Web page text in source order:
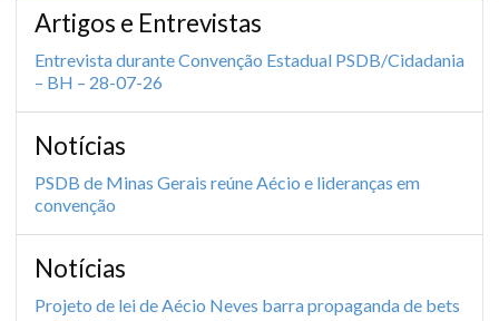
Artigos e Entrevistas
Entrevista durante Convenção Estadual PSDB/Cidadania
– BH – 28-07-26
Notícias
PSDB de Minas Gerais reúne Aécio e lideranças em
convenção
Notícias
Projeto de lei de Aécio Neves barra propaganda de bets